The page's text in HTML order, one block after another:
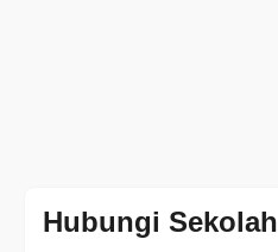
Hubungi Sekolah